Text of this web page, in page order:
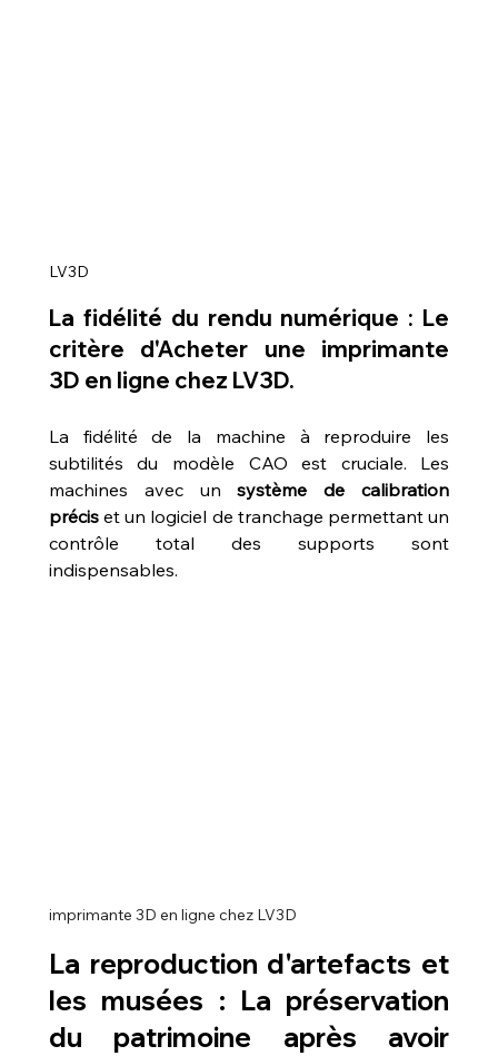
LV3D
La fidélité du rendu numérique : Le
critère d'Acheter une imprimante
3D en ligne chez LV3D.
La fidélité de la machine à reproduire les
subtilités du modèle CAO est cruciale. Les
machines avec un système de calibration
précis et un logiciel de tranchage permettant un
contrôle total des supports sont
indispensables.
imprimante 3D en ligne chez LV3D
La reproduction d'artefacts et
les musées : La préservation
du patrimoine après avoir